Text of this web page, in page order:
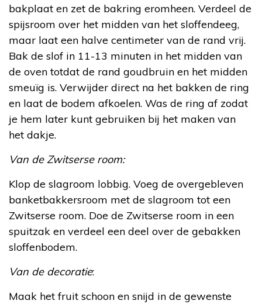
bakplaat en zet de bakring eromheen. Verdeel de
spijsroom over het midden van het sloffendeeg,
maar laat een halve centimeter van de rand vrij.
Bak de slof in 11-13 minuten in het midden van
de oven totdat de rand goudbruin en het midden
smeuïg is. Verwijder direct na het bakken de ring
en laat de bodem afkoelen. Was de ring af zodat
je hem later kunt gebruiken bij het maken van
het dakje.
Van de Zwitserse room:
Klop de slagroom lobbig. Voeg de overgebleven
banketbakkersroom met de slagroom tot een
Zwitserse room. Doe de Zwitserse room in een
spuitzak en verdeel een deel over de gebakken
sloffenbodem.
Van de decoratie:
Maak het fruit schoon en snijd in de gewenste